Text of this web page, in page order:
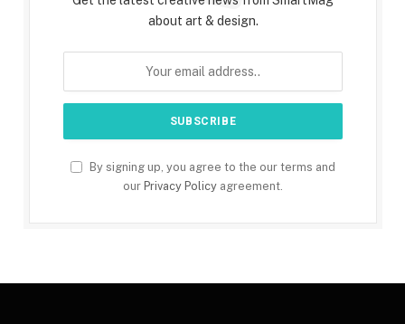
about art & design.
By signing up, you agree to the our terms and
our Privacy Policy agreement.